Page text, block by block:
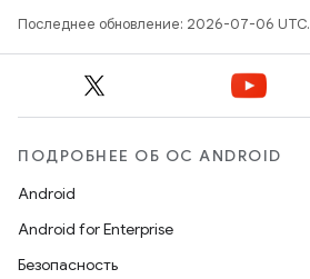
Последнее обновление: 2026-07-06 UTC.
ПОДРОБНЕЕ ОБ ОС ANDROID
Android
Android for Enterprise
Безопасность